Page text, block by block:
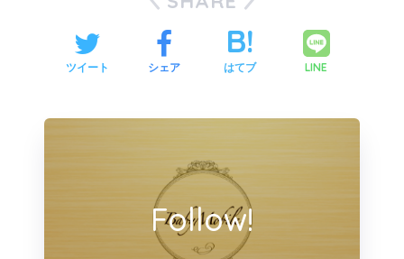
ツイート シェア はてブ LINE
Follow!